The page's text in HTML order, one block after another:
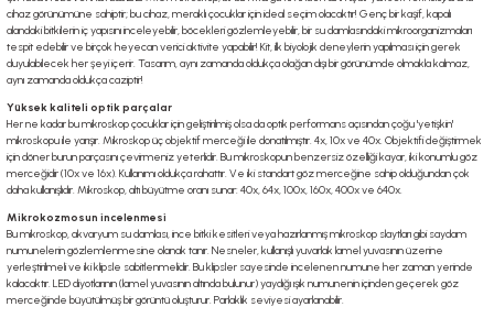
cihaz görünümüne sahiptir; bu cihaz, meraklı çocuklar için ideal seçim olacaktır! Genç bir kaşif, kapalı
alandaki bitkilerin iç yapısını inceleyebilir, böcekleri gözlemleyebilir, bir su damlasındaki mikroorganizmaları
tespit edebilir ve birçok heyecan verici aktivite yapabilir! Kit, ilk biyolojik deneylerin yapılması için gerek
duyulabilecek her şeyi içerir. Tasarım, aynı zamanda oldukça olağan dışı bir görünümde olmakla kalmaz,
aynı zamanda oldukça caziptir!
Yüksek kaliteli optik parçalar
Her ne kadar bu mikroskop çocuklar için geliştirilmiş olsa da optik performans açısından çoğu 'yetişkin'
mikroskopu ile yarışır. Mikroskop üç objektif merceği ile donatılmıştır. 4x, 10x ve 40x. Objektifi değiştirmek
için döner burun parçasını çevirmeniz yeterlidir. Bu mikroskopun benzersiz özelliği kayar, iki konumlu göz
merceğidir (10x ve 16x). Kullanımı oldukça rahattır. Ve iki standart göz merceğine sahip olduğundan çok
daha kullanışlıdır. Mikroskop, altı büyütme oranı sunar: 40x, 64x, 100x, 160x, 400x ve 640x.
Mikrokozmosun incelenmesi
Bu mikroskop, akvaryum su damlası, ince bitki kesitleri veya hazırlanmış mikroskop slaytları gibi saydam
numunelerin gözlemlenmesine olanak tanır. Nesneler, kullanışlı yuvarlak lamel yuvasının üzerine
yerleştirilmeli ve iki klipsle sabitlenmelidir. Bu klipsler sayesinde incelenen numune her zaman yerinde
kalacaktır. LED diyotlarının (lamel yuvasının altında bulunur) yaydığı ışık numunenin içinden geçerek göz
merceğinde büyütülmüş bir görüntü oluşturur. Parlaklık seviyesi ayarlanabilir.